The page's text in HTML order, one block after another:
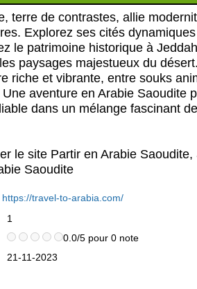
terre de contrastes, allie
Explorez ses cités
le patrimoine historique à
paysages majestueux du
riche et vibrante, entre souks
aventure en Arabie Saoudite
dans un mélange fascinant
le site Partir en Arabie Saoudite,
Saoudite
https://travel-to-arabia.com/
1
0.0/5 pour 0 note
21-11-2023